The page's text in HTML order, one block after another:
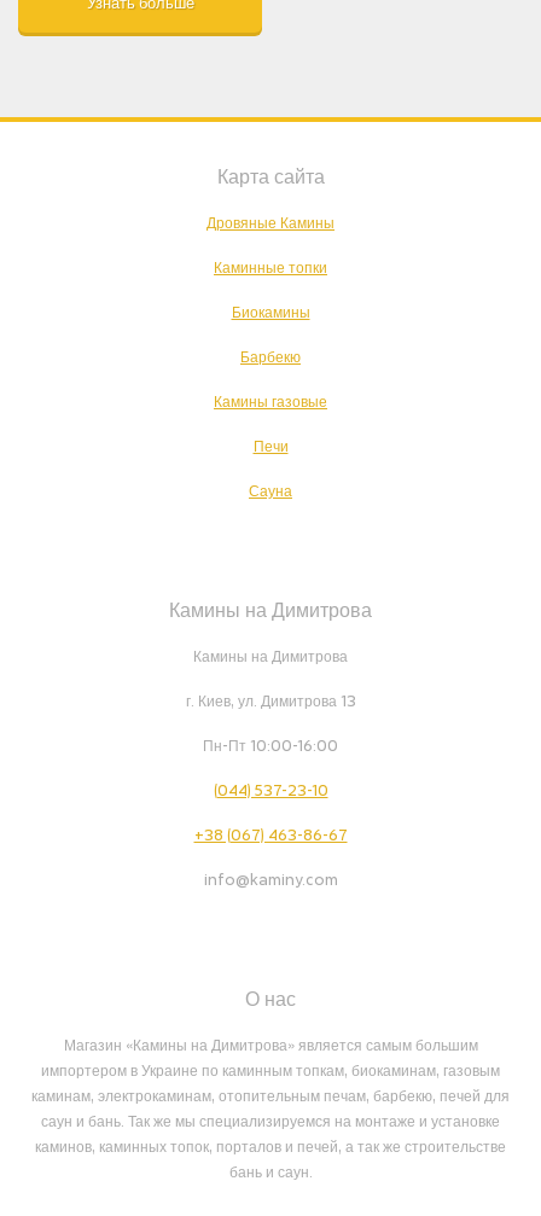
Узнать больше
Карта сайта
Дровяные Камины
Каминные топки
Биокамины
Барбекю
Камины газовые
Печи
Сауна
Камины на Димитрова
Камины на Димитрова
г. Киев, ул. Димитрова 13
Пн-Пт 10:00-16:00
(044) 537-23-10
+38 (067) 463-86-67
info@kaminy.com
О нас
Магазин «Камины на Димитрова» является самым большим
импортером в Украине по каминным топкам, биокаминам, газовым
каминам, электрокаминам, отопительным печам, барбекю, печей для
саун и бань. Так же мы специализируемся на монтаже и установке
каминов, каминных топок, порталов и печей, а так же строительстве
бань и саун.